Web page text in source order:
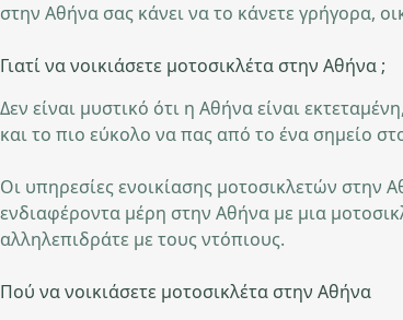
στην Αθήνα σας κάνει να το κάνετε γρήγορα,
Γιατί να νοικιάσετε μοτοσικλέτα στην Αθήνα ;
Δεν είναι μυστικό ότι η Αθήνα είναι
και το πιο εύκολο να πας από το ένα σημείο
Οι υπηρεσίες ενοικίασης μοτοσικλετών στην
ενδιαφέροντα μέρη στην Αθήνα με μια
αλληλεπιδράτε με τους ντόπιους.
Πού να νοικιάσετε μοτοσικλέτα στην Αθήνα